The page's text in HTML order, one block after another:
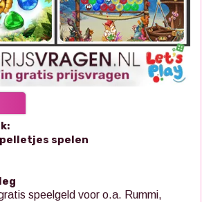
spelen
speelgeld voor o.a. Rummi,